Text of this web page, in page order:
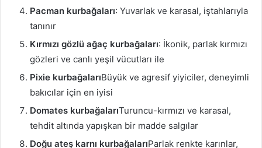
Pacman kurbağaları: Yuvarlak ve karasal, iştahlarıyla
tanınır
Kırmızı gözlü ağaç kurbağaları: İkonik, parlak kırmızı
gözleri ve canlı yeşil vücutları ile
Pixie kurbağalarıBüyük ve agresif yiyiciler, deneyimli
bakıcılar için en iyisi
Domates kurbağalarıTuruncu-kırmızı ve karasal,
tehdit altında yapışkan bir madde salgılar
Doğu ateş karnı kurbağalarıParlak renkte karınlar,